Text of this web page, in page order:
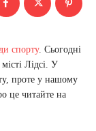
спорту. Сьогодні
Лідсі. У
проте у нашому
це читайте на